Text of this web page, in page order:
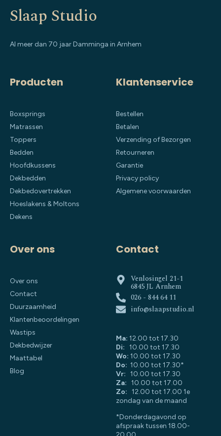
Slaap Studio
Al meer dan 70 jaar Damminga in Arnhem
Producten
Boxsprings
Matrassen
Toppers
Bedden
Hoofdkussens
Dekbedden
Dekbedovertrekken
Hoeslakens & Moltons
Dekens
Klantenservice
Bestellen
Betalen
Verzending of Bezorgen
Retourneren
Garantie
Privacy policy
Algemene voorwaarden
Over ons
Over ons
Contact
Duurzaamheid
Klantenbeoordelingen
Wastips
Dekbedwijzer
Maattabel
Blog
Contact
Venlosingel 21-1
6845 JL Arnhem
026 - 844 64 11
info@slaapstudio.nl
Ma: 12.00 tot 17.30
Di: 10.00 tot 17.30
Wo: 10.00 tot 17.30
Do: 10.00 tot 17.30*
Vr: 10.00 tot 17.30
Za: 10.00 tot 17.00
Zo: 12.00 tot 17.00 1e
zondag van de maand
*Donderdagavond op
afspraak tussen 18.00-